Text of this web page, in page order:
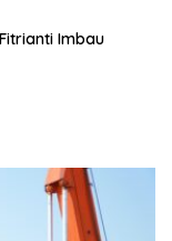
Imbau